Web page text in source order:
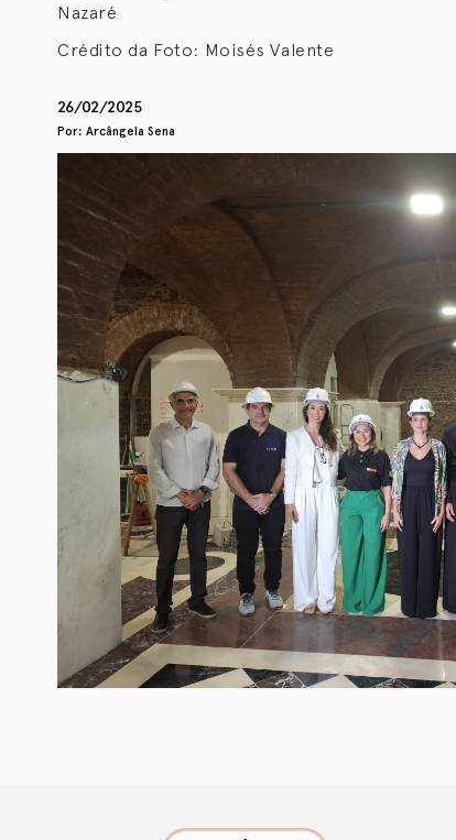
Nazaré
Crédito da Foto: Moisés Valente
26/02/2025
Por: Arcângela Sena